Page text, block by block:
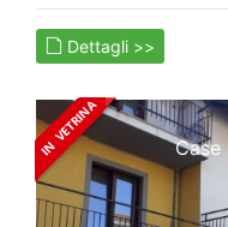
Dettagli >>
Case